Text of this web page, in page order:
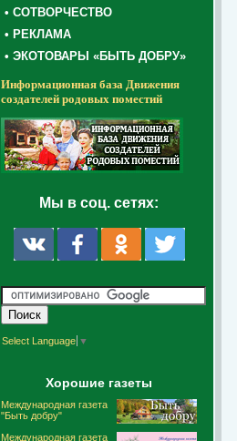
• СОТВОРЧЕСТВО
• РЕКЛАМА
• ЭКОТОВАРЫ «БЫТЬ ДОБРУ»
Информационная база Движения
создателей родовых поместий
Мы в соц. сетях:
Select Language ▼
Хорошие газеты
Международная газета
"Быть добру"
Международная газета